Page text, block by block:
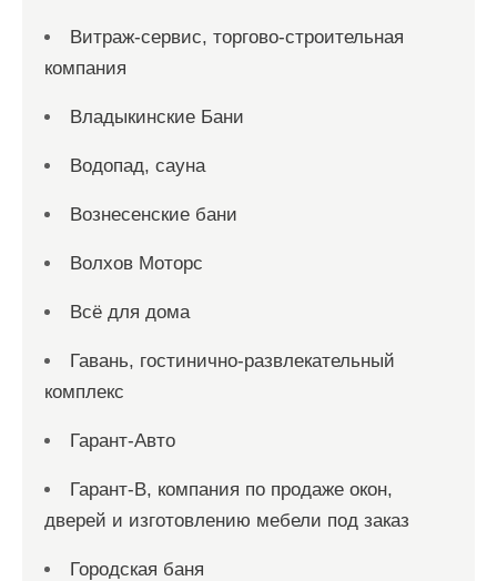
Витраж-сервис, торгово-строительная
компания
Владыкинские Бани
Водопад, сауна
Вознесенские бани
Волхов Моторс
Всё для дома
Гавань, гостинично-развлекательный
комплекс
Гарант-Авто
Гарант-В, компания по продаже окон,
дверей и изготовлению мебели под заказ
Городская баня